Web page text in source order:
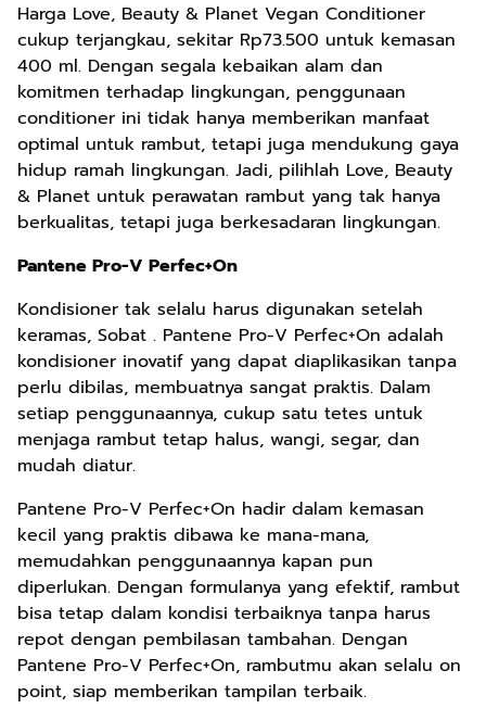
Harga Love, Beauty & Planet Vegan Conditioner
cukup terjangkau, sekitar Rp73.500 untuk kemasan
400 ml. Dengan segala kebaikan alam dan
komitmen terhadap lingkungan, penggunaan
conditioner ini tidak hanya memberikan manfaat
optimal untuk rambut, tetapi juga mendukung gaya
hidup ramah lingkungan. Jadi, pilihlah Love, Beauty
& Planet untuk perawatan rambut yang tak hanya
berkualitas, tetapi juga berkesadaran lingkungan.
Pantene Pro-V Perfec+On
Kondisioner tak selalu harus digunakan setelah
keramas, Sobat . Pantene Pro-V Perfec+On adalah
kondisioner inovatif yang dapat diaplikasikan tanpa
perlu dibilas, membuatnya sangat praktis. Dalam
setiap penggunaannya, cukup satu tetes untuk
menjaga rambut tetap halus, wangi, segar, dan
mudah diatur.
Pantene Pro-V Perfec+On hadir dalam kemasan
kecil yang praktis dibawa ke mana-mana,
memudahkan penggunaannya kapan pun
diperlukan. Dengan formulanya yang efektif, rambut
bisa tetap dalam kondisi terbaiknya tanpa harus
repot dengan pembilasan tambahan. Dengan
Pantene Pro-V Perfec+On, rambutmu akan selalu on
point, siap memberikan tampilan terbaik.